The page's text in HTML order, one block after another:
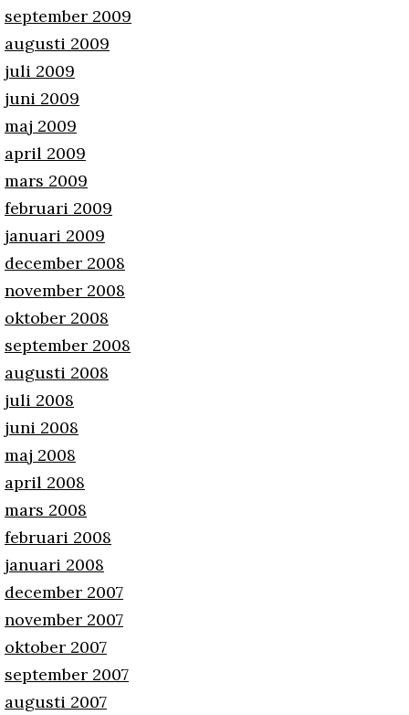
september 2009
augusti 2009
juli 2009
juni 2009
maj 2009
april 2009
mars 2009
februari 2009
januari 2009
december 2008
november 2008
oktober 2008
september 2008
augusti 2008
juli 2008
juni 2008
maj 2008
april 2008
mars 2008
februari 2008
januari 2008
december 2007
november 2007
oktober 2007
september 2007
augusti 2007